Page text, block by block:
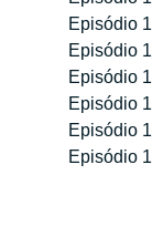
Episódio
Episódio
Episódio
Episódio
Episódio
Episódio